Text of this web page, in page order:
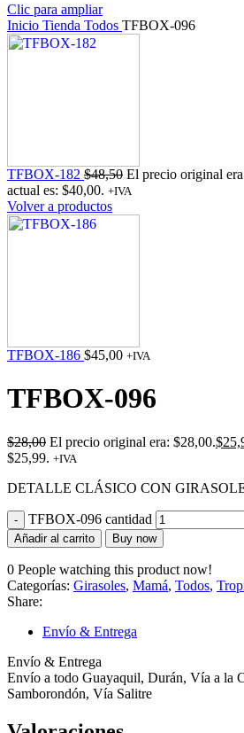
Clic para ampliar
Inicio Tienda Todos TFBOX-096
TFBOX-182 $48,50 El precio original
actual es: $40,00. +IVA
Volver a productos
TFBOX-186 $45,00 +IVA
TFBOX-096
$28,00 El precio original era: $28,00.$
$25,99. +IVA
DETALLE CLÁSICO CON
TFBOX-096 cantidad
Añadir al carrito Buy now
0 People watching this product now!
Categorías: Girasoles, Mamá, Todos,
Share:
Envío & Entrega
Envío & Entrega
Envío a todo Guayaquil, Durán, Vía a la
Samborondón, Vía Salitre